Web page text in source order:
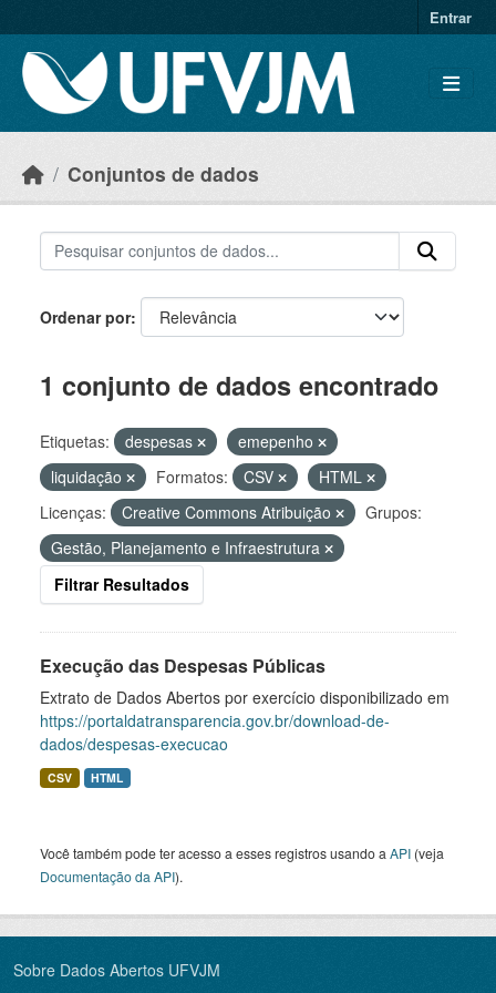
Entrar
Conjuntos de dados
Ordenar por
1 conjunto de dados encontrado
Etiquetas: despesas
emepenho
liquidação
Formatos: CSV
HTML
Licenças:
Creative Commons Atribuição
Grupos:
Gestão, Planejamento e Infraestrutura
Filtrar Resultados
Execução das Despesas Públicas
Extrato de Dados Abertos por exercício disponibilizado em
https://portaldatransparencia.gov.br/download-de-
dados/despesas-execucao
CSV HTML
Você também pode ter acesso a esses registros usando a API (veja
Documentação da API).
Sobre Dados Abertos UFVJM